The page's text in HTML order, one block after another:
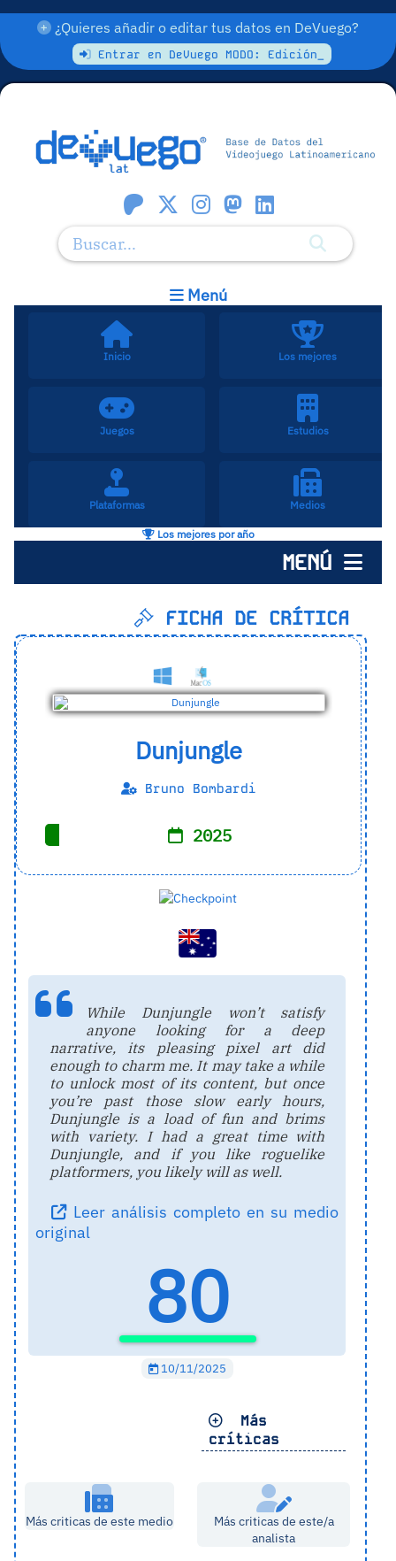
¿Quieres añadir o editar tus datos en DeVuego?
Entrar en DeVuego MODO: Edición_
Menú
Inicio Los mejores
Juegos Estudios
Plataformas Medios
Los mejores por año
MENÚ
FICHA DE CRÍTICA
Dunjungle
Bruno Bombardi
2025
While Dunjungle won’t satisfy
anyone looking for a deep
narrative, its pleasing pixel art did
enough to charm me. It may take a while
to unlock most of its content, but once
you’re past those slow early hours,
Dunjungle is a load of fun and brims
with variety. I had a great time with
Dunjungle, and if you like roguelike
platformers, you likely will as well.
Leer análisis completo en su medio
original
80
10/11/2025
Más
críticas
Más criticas de este medio
Más criticas de este/a
analista